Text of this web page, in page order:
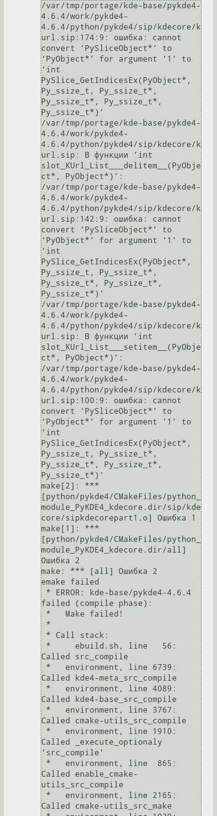
/var/tmp/portage/kde-base/pykde4-
4.6.4/work/pykde4-
4.6.4/python/pykde4/sip/kdecore/k
url.sip:174:9: ошибка: cannot
convert ‘PySliceObject*’ to
‘PyObject*’ for argument ‘1’ to
‘int
PySlice_GetIndicesEx(PyObject*,
Py_ssize_t, Py_ssize_t*,
Py_ssize_t*, Py_ssize_t*,
Py_ssize_t*)’
/var/tmp/portage/kde-base/pykde4-
4.6.4/work/pykde4-
4.6.4/python/pykde4/sip/kdecore/k
url.sip: В функции ‘int
slot_KUrl_List___delitem__(PyObje
ct*, PyObject*)’:
/var/tmp/portage/kde-base/pykde4-
4.6.4/work/pykde4-
4.6.4/python/pykde4/sip/kdecore/k
url.sip:142:9: ошибка: cannot
convert ‘PySliceObject*’ to
‘PyObject*’ for argument ‘1’ to
‘int
PySlice_GetIndicesEx(PyObject*,
Py_ssize_t, Py_ssize_t*,
Py_ssize_t*, Py_ssize_t*,
Py_ssize_t*)’
/var/tmp/portage/kde-base/pykde4-
4.6.4/work/pykde4-
4.6.4/python/pykde4/sip/kdecore/k
url.sip: В функции ‘int
slot_KUrl_List___setitem__(PyObje
ct*, PyObject*)’:
/var/tmp/portage/kde-base/pykde4-
4.6.4/work/pykde4-
4.6.4/python/pykde4/sip/kdecore/k
url.sip:100:9: ошибка: cannot
convert ‘PySliceObject*’ to
‘PyObject*’ for argument ‘1’ to
‘int
PySlice_GetIndicesEx(PyObject*,
Py_ssize_t, Py_ssize_t*,
Py_ssize_t*, Py_ssize_t*,
Py_ssize_t*)’
make[2]: ***
[python/pykde4/CMakeFiles/python_
module_PyKDE4_kdecore.dir/sip/kde
core/sipkdecorepart1.o] Ошибка 1
make[1]: ***
[python/pykde4/CMakeFiles/python_
module_PyKDE4_kdecore.dir/all]
Ошибка 2
make: *** [all] Ошибка 2
emake failed
failed (compile phase):
Called src_compile
Called kde4-meta_src_compile
Called kde4-base_src_compile
Called cmake-utils_src_compile
Called _execute_optionaly
'src_compile'
Called enable_cmake-
utils_src_compile
Called cmake-utils_src_make